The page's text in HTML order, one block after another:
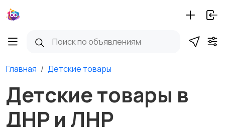
Главная Детские товары
Детские товары в
ДНР и ЛНР